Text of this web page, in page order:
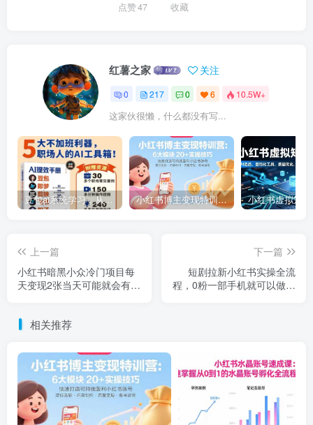
点赞47 收藏
红薯之家 关注
0 217 0 6 10.5W+
这家伙很懒，什么都没有写...
豆包ai系统学习，从小白到高手系列 小红书博主变现特训营：6大模块20+实操技巧 快速打造可持续盈利小红书账号
上一篇
小红书暗黑小众冷门项目每
天变现2张当天可能就会有收
下一篇
短剧拉新小红书实操全流
程，0粉一部手机就可以做，
相关推荐